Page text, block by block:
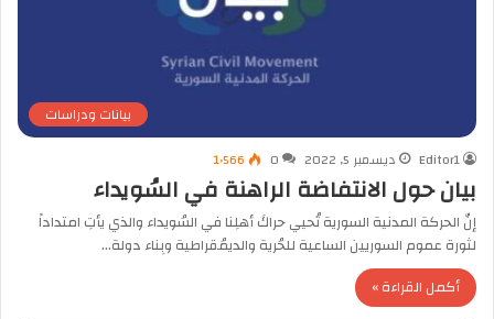
بيانات ودراسات
Editor1
ديسمبر 5, 2022 0 1٬566
بيان حول الانتفاضة الراهنة في السُويداء
إنّ الحركة المدنية السورية تُحيي حراكَ أهلِنا في السُويداء والذي يأتِ امتداداً
لثورة عموم السوريين الساعية للحُرية والديمُقراطية وبِناء دولة…
أكمل القراءة »